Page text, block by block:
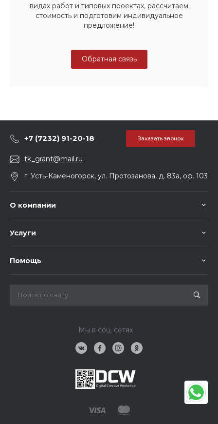
видах работ и типовых проектах, рассчитаем
стоимость и подготовим индивидуальное
предложение!
Обратная связь
+7 (7232) 91-20-18 Заказать звонок
tk_grant@mail.ru
г. Усть-Каменогорск, ул. Протозанова, д. 83а, оф. 103
О компании
Услуги
Помощь
Мы в соц. сетях